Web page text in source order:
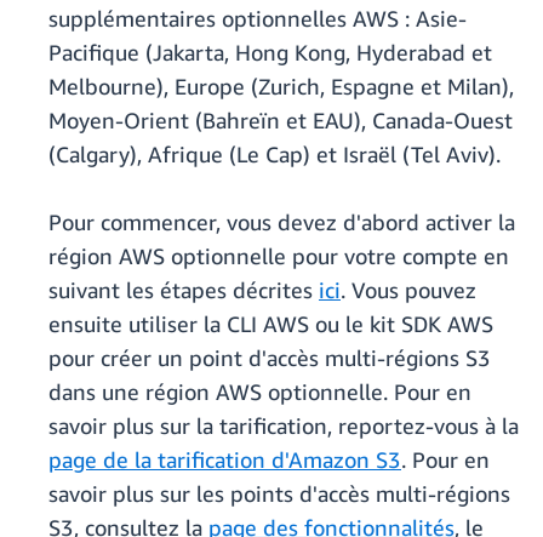
supplémentaires optionnelles AWS : Asie-
Pacifique (Jakarta, Hong Kong, Hyderabad et
Melbourne), Europe (Zurich, Espagne et Milan),
Moyen-Orient (Bahreïn et EAU), Canada-Ouest
(Calgary), Afrique (Le Cap) et Israël (Tel Aviv).
Pour commencer, vous devez d'abord activer la
région AWS optionnelle pour votre compte en
suivant les étapes décrites ici. Vous pouvez
ensuite utiliser la CLI AWS ou le kit SDK AWS
pour créer un point d'accès multi-régions S3
dans une région AWS optionnelle. Pour en
savoir plus sur la tarification, reportez-vous à la
page de la tarification d'Amazon S3. Pour en
savoir plus sur les points d'accès multi-régions
S3, consultez la page des fonctionnalités, le